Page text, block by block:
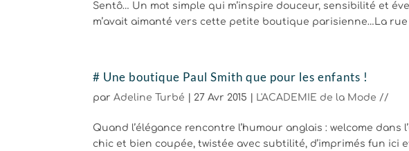
Sentô… Un mot simple qui m’inspire douceur, sensibilité et
m’avait aimanté vers cette petite boutique parisienne…La rue
# Une boutique Paul Smith que pour les enfants !
parAdeline Turbé 27 Avr 2015 L'ACADEMIE de la Mode //
Quand l’élégance rencontre l’humour anglais : welcome dans
chic et bien coupée, twistée avec subtilité, d’imprimés fun ici